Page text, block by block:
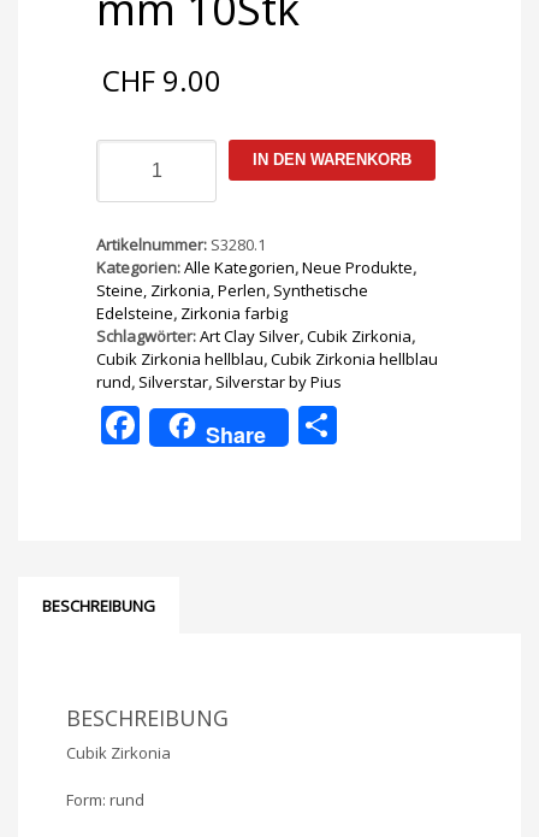
CHF 9.00
Zirkonia
3,5
mm
10Stk
Menge
IN DEN WARENKORB
Artikelnummer: S3280.1
Kategorien:Alle Kategorien,Neue Produkte,
Steine, Zirkonia, Perlen, Synthetische
Edelsteine, Zirkonia farbig
Schlagwörter:Art Clay Silver,Cubik Zirkonia,
Cubik Zirkonia hellblau,Cubik Zirkonia hellblau
rund, Silverstar, Silverstar by Pius
Facebook
Share
BESCHREIBUNG
BESCHREIBUNG
Cubik Zirkonia
Form: rund